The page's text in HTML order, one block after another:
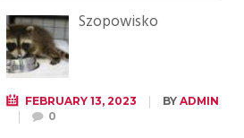
Szopowisko
FEBRUARY 13, 2023 BY ADMIN
0